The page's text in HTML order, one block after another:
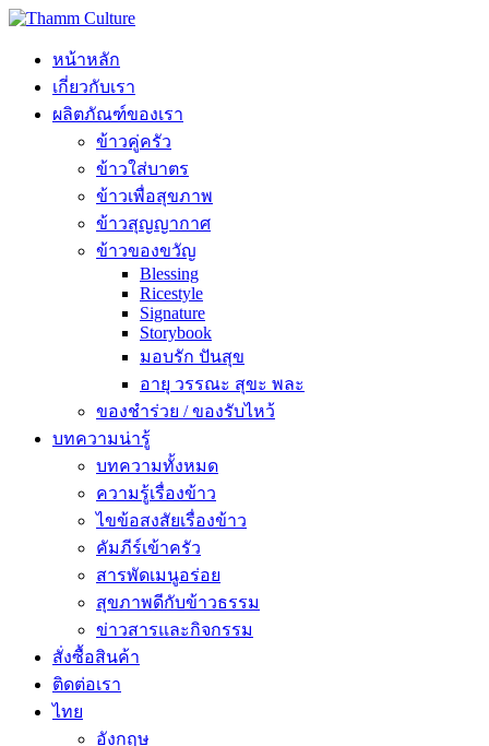
หน้าหลัก
เกี่ยวกับเรา
ผลิตภัณฑ์ของเรา
ข้าวคู่ครัว
ข้าวใส่บาตร
ข้าวเพื่อสุขภาพ
ข้าวสุญญากาศ
ข้าวของขวัญ
Blessing
Ricestyle
Signature
Storybook
มอบรัก ปันสุข
อายุ วรรณะ สุขะ พละ
ของชำร่วย / ของรับไหว้
บทความน่ารู้
บทความทั้งหมด
ความรู้เรื่องข้าว
ไขข้อสงสัยเรื่องข้าว
คัมภีร์เข้าครัว
สารพัดเมนูอร่อย
สุขภาพดีกับข้าวธรรม
ข่าวสารและกิจกรรม
สั่งซื้อสินค้า
ติดต่อเรา
ไทย
อังกฤษ